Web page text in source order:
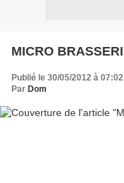
MICRO
Publié le 30/05/2012 à 07:02
Par Dom